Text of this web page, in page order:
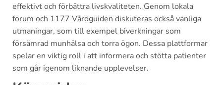
effektivt och förbättra livskvaliteten. Genom lokala
forum och 1177 Vårdguiden diskuteras också vanliga
utmaningar, som till exempel biverkningar som
försämrad munhälsa och torra ögon. Dessa plattformar
spelar en viktig roll i att informera och stötta patienter
som går igenom liknande upplevelser.